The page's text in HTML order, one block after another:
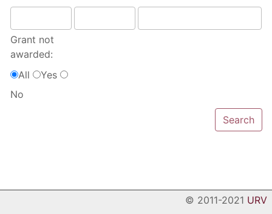
Grant not
awarded:
All
Yes
No
© 2011-2021 URV